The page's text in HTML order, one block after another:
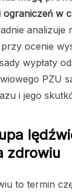
w
ocenie
wypłaty
PZU
i jego
zdrowiu
to termin